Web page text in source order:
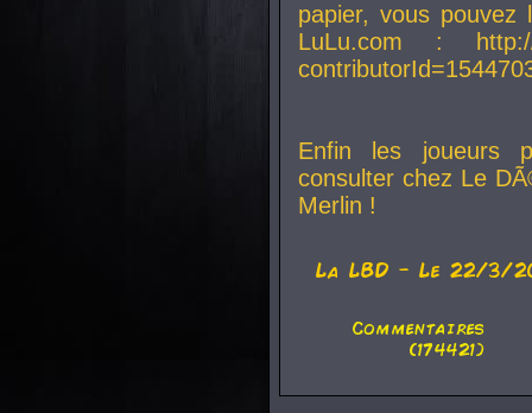
papier, vous
LuLu.com : http://
Enfin les joueurs
consulter chez Le
Merlin !
La LBD - Le 22/3/
Commentaires
(174421)